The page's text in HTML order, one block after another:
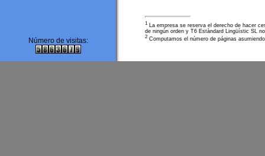
1
La empresa se reserva el derecho de hacer
de ningún orden y T6 Estàndard Lingüístic SL
2 Computamos el número de páginas
Número de visitas: